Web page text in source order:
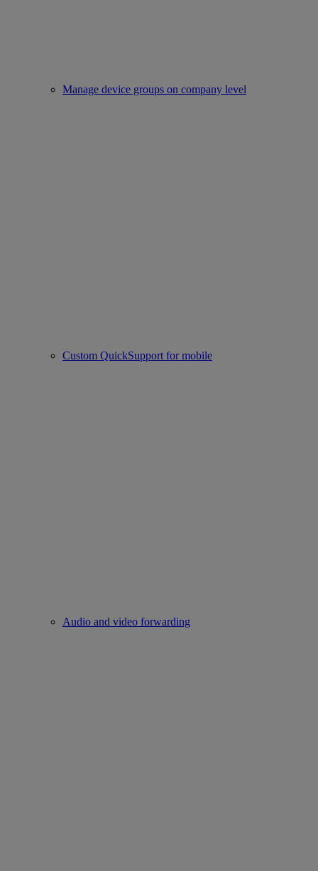
Manage device groups on company level
Custom QuickSupport for mobile
Audio and video forwarding